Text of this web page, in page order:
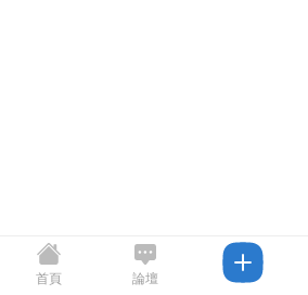
首頁 論壇